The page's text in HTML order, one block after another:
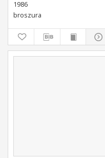
1986
broszura